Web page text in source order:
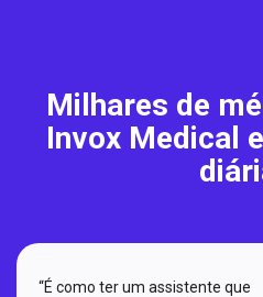
Milhares de
Invox Medical
“É como ter um assistente que